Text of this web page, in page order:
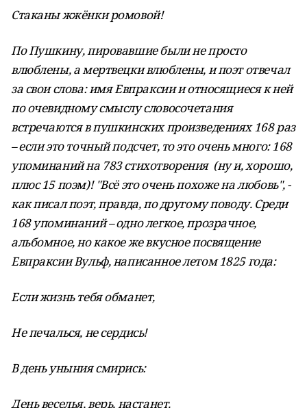
Стаканы жжёнки ромовой!
По Пушкину, пировавшие были не просто
влюблены, а мертвецки влюблены, и поэт отвечал
за свои слова: имя Евпраксии и относящиеся к ней
по очевидному смыслу словосочетания
встречаются в пушкинских произведениях 168 раз
– если это точный подсчет, то это очень много: 168
упоминаний на 783 стихотворения (ну и, хорошо,
плюс 15 поэм)! "Всё это очень похоже на любовь", -
как писал поэт, правда, по другому поводу. Среди
168 упоминаний – одно легкое, прозрачное,
альбомное, но какое же вкусное посвящение
Евпраксии Вульф, написанное летом 1825 года:
Если жизнь тебя обманет,
Не печалься, не сердись!
В день уныния смирись:
День веселья, верь, настанет.